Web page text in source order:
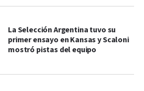
La Selección Argentina tuvo su
primer ensayo en Kansas y Scaloni
mostró pistas del equipo